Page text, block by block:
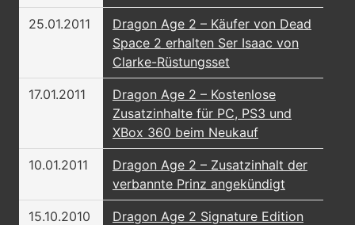
25.01.2011
Dragon Age 2 – Käufer von Dead
Space 2 erhalten Ser Isaac von
Clarke-Rüstungsset
17.01.2011
Dragon Age 2 – Kostenlose
Zusatzinhalte für PC, PS3 und
XBox 360 beim Neukauf
10.01.2011
Dragon Age 2 – Zusatzinhalt der
verbannte Prinz angekündigt
15.10.2010
Dragon Age 2 Signature Edition